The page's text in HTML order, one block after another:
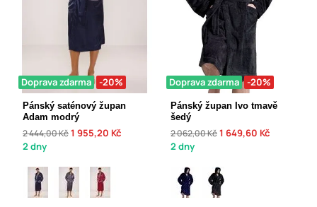
Doprava zdarma -20%
Pánský saténový župan
Adam modrý
2 444,00 Kč1 955,20 Kč
2 dny
Doprava zdarma -20%
Pánský župan Ivo tmavě
šedý
2 062,00 Kč1 649,60 Kč
2 dny